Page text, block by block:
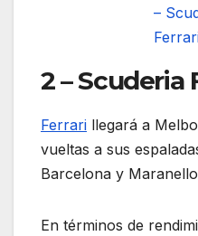
–
2 – Scuderia
Ferrari llegará a
vueltas a sus
Barcelona y
En términos de